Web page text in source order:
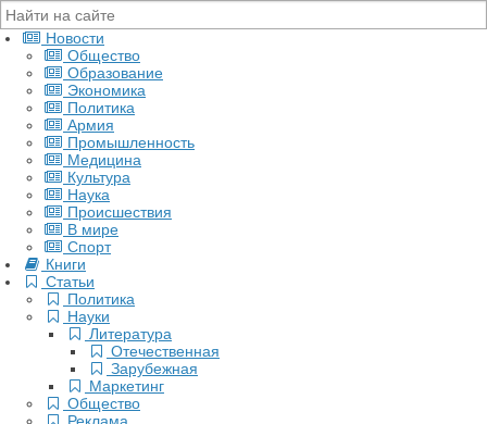
Новости
Общество
Образование
Экономика
Политика
Армия
Промышленность
Медицина
Культура
Наука
Происшествия
В мире
Спорт
Книги
Статьи
Политика
Науки
Литература
Отечественная
Зарубежная
Маркетинг
Общество